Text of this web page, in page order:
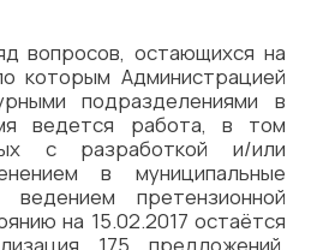
вопросов, остающихся на
которым Администрацией
подразделениями в
ведется работа, в том
с разработкой и/или
в муниципальные
претензионной
на 15.02.2017 остаётся